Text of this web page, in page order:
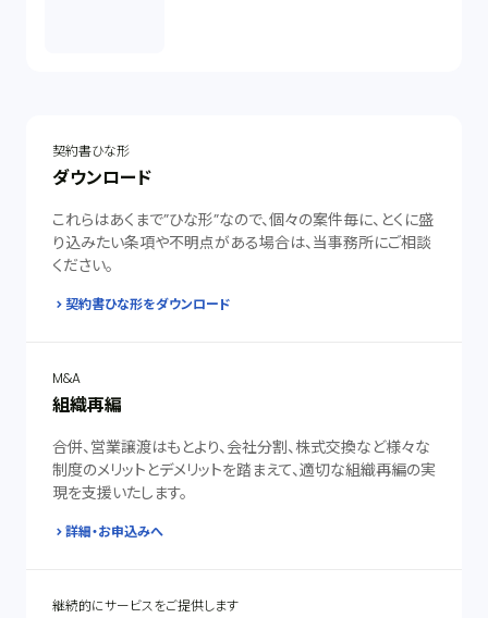
契約書ひな形
ダウンロード
これらはあくまで”ひな形”なので、個々の案件毎に、とくに盛
り込みたい条項や不明点がある場合は、当事務所にご相談
ください。
契約書ひな形をダウンロード
M&A
組織再編
合併、営業譲渡はもとより、会社分割、株式交換など様々な
制度のメリットとデメリットを踏まえて、適切な組織再編の実
現を支援いたします。
詳細・お申込みへ
継続的にサービスをご提供します